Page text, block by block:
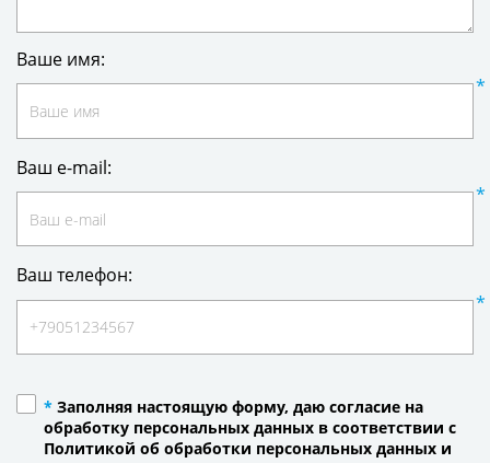
Ваше имя:
Ваш e-mail:
Ваш телефон:
* Заполняя настоящую форму, даю согласие на
обработку персональных данных в соответствии с
Политикой об обработки персональных данных и